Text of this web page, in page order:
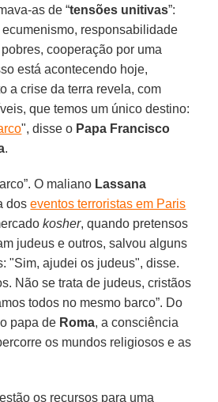
as de “tensões unitivas”:
responsabilidade
cooperação por uma
está acontecendo hoje,
a crise da terra revela, com
que temos um único destino:
", disse o Papa Francisco
.
O maliano Lassana
doseventos terroristas em Paris
kosher, quando pretensos
judeus e outros, salvou alguns
"Sim, ajudei os judeus", disse.
Não se trata de judeus, cristãos
todos no mesmo barco”. Do
papa de Roma, a consciência
os mundos religiosos e as
os recursos para uma